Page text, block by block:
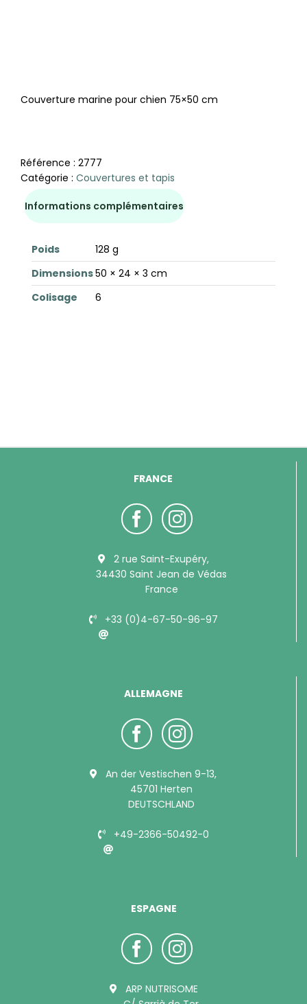
Couverture marine pour chien 75×50 cm
Référence : 2777
Catégorie : Couvertures et tapis
Informations complémentaires
Poids
128 g
Dimensions50 × 24 × 3 cm
Colisage
6
FRANCE
2 rue Saint-Exupéry,
34430 Saint Jean de Védas
France
+33 (0)4-67-50-96-97
ALLEMAGNE
An der Vestischen 9-13,
45701 Herten
DEUTSCHLAND
+49-2366-50492-0
ESPAGNE
ARP NUTRISOME